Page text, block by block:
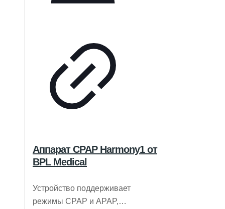
Аппарат CPAP Harmony1 от
BPL Medical
Устройство поддерживает
режимы CPAP и APAP,